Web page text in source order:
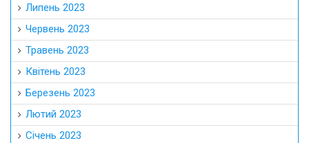
Липень 2023
Червень 2023
Травень 2023
Квітень 2023
Березень 2023
Лютий 2023
Січень 2023